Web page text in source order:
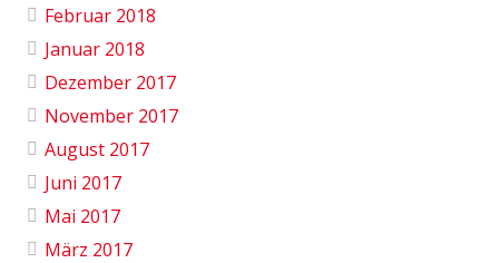
Februar 2018
Januar 2018
Dezember 2017
November 2017
August 2017
Juni 2017
Mai 2017
März 2017